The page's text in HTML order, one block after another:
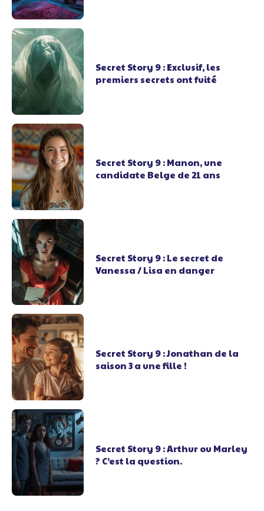
Secret Story 9 : Exclusif, les
premiers secrets ont fuité
Secret Story 9 : Manon, une
candidate Belge de 21 ans
Secret Story 9 : Le secret de
Vanessa / Lisa en danger
Secret Story 9 : Jonathan de la
saison 3 a une fille !
Secret Story 9 : Arthur ou Marley
? C’est la question.